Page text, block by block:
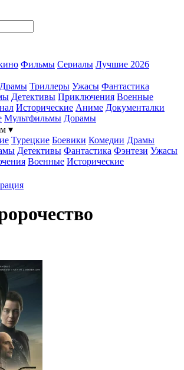
Фильмы Сериалы Лучшие 2026
Драмы Триллеры Ужасы Фантастика
Детективы Приключения Военные
Исторические Аниме Документалки
Мультфильмы Дорамы
▾
Турецкие Боевики Комедии Драмы
Детективы Фантастика Фэнтези Ужасы
Военные Исторические